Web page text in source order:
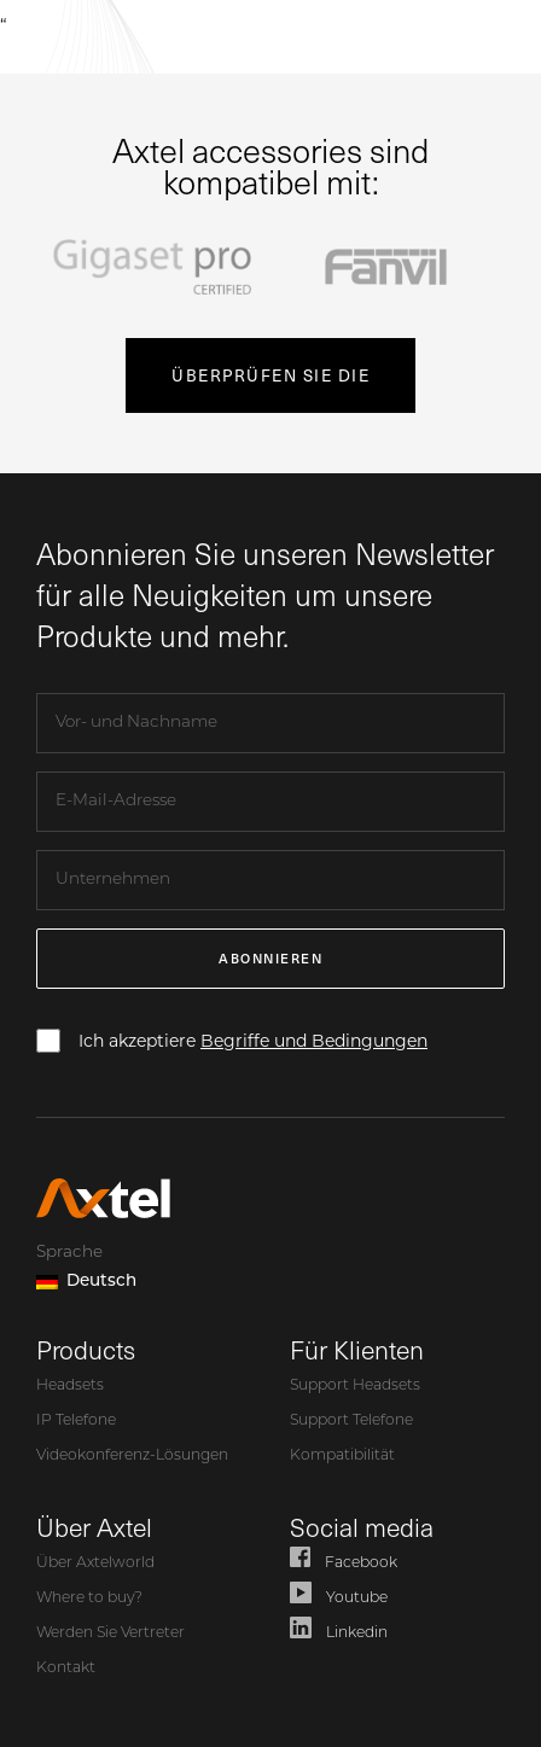
“
Axtel accessories sind
kompatibel mit:
ÜBERPRÜFEN SIE DIE
Abonnieren Sie unseren Newsletter
für alle Neuigkeiten um unsere
Produkte und mehr.
ABONNIEREN
Ich akzeptiere Begriffe und Bedingungen
Sprache
Deutsch
Products
Headsets
IP Telefone
Videokonferenz-Lösungen
Für Klienten
Support Headsets
Support Telefone
Kompatibilität
Über Axtel
Über Axtelworld
Where to buy?
Werden Sie Vertreter
Kontakt
Social media
Facebook
Youtube
Linkedin